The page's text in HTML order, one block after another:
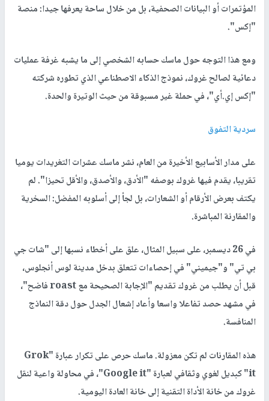
المؤتمرات أو البيانات الصحفية، بل من خلال ساحة يعرفها جيدا: منصة
"إكس".
ومع هذا التوجه حول ماسك حسابه الشخصي إلى ما يشبه غرفة عمليات
دعائية لصالح غروك، نموذج الذكاء الاصطناعي الذي تطوره شركته
"إكس إي.أي"، في حملة غير مسبوقة من حيث الوتيرة والحدة.
سردية التفوق
على مدار الأسابيع الأخيرة من العام، نشر ماسك عشرات التغريدات يوميا
تقريبا، يقدم فيها غروك بوصفه "الأدق، والأصدق، والأقل تحيزا". لم
يكتف بعرض الأرقام أو الشعارات، بل لجأ إلى أسلوبه المفضل: السخرية
والمقارنة المباشرة.
في 26 ديسمبر، على سبيل المثال، علق على أخطاء نسبها إلى "شات جي
بي تي" و"جيميني" في إحصاءات تتعلق بدخل مدينة لوس أنجلوس،
قبل أن يطلب من غروك تقديم "الإجابة الصحيحة مع roast فاضح"،
في مشهد حصد تفاعلا واسعا وأعاد إشعال الجدل حول دقة النماذج
المنافسة.
هذه المقارنات لم تكن معزولة. ماسك حرص على تكرار عبارة "Grok
it" كبديل لغوي وثقافي لعبارة "Google it"، في محاولة واعية لنقل
غروك من خانة الأداة التقنية إلى خانة العادة اليومية.